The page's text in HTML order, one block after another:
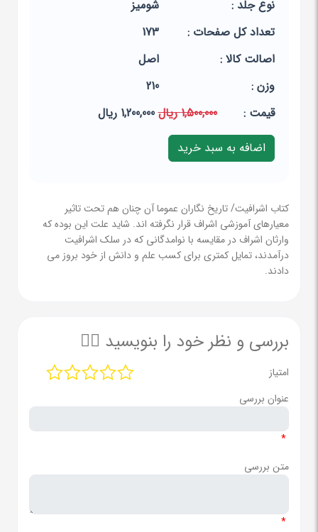
نوع جلد :
شومیز
تعداد کل صفحات :
173
اصالت کالا :
اصل
وزن :
210
قيمت :
1,500,000 ریال 1,200,000 ریال
کتاب اشرافیت/ تاریخ نگاران عموما آن چنان هم تحت تاثیر
معیارهای آموزشی اشراف قرار نگرفته اند. شاید علت این بوده که
وارثان اشراف در مقایسه با نوامدگانی که در سلک اشرافیت
درآمدند، تمایل کمتری برای کسب علم و دانش از خود بروز می
دادند.
بررسی و نظر خود را بنویسید ✍🏻
امتیاز
عنوان بررسی
*
متن بررسی
*